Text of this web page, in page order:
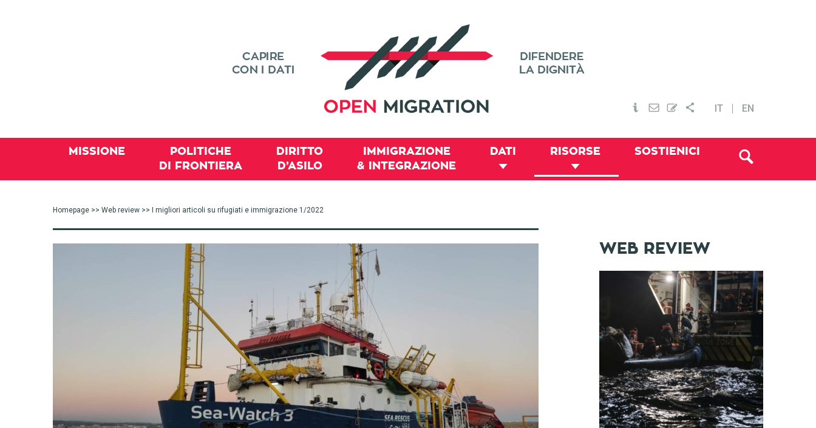
IT EN
MISSIONE
POLITICHE
DI FRONTIERA
DIRITTO
D’ASILO
IMMIGRAZIONE
& INTEGRAZIONE
DATI RISORSE SOSTIENICI
Homepage >> Web review >> I migliori articoli su rifugiati e immigrazione 1/2022
WEB REVIEW